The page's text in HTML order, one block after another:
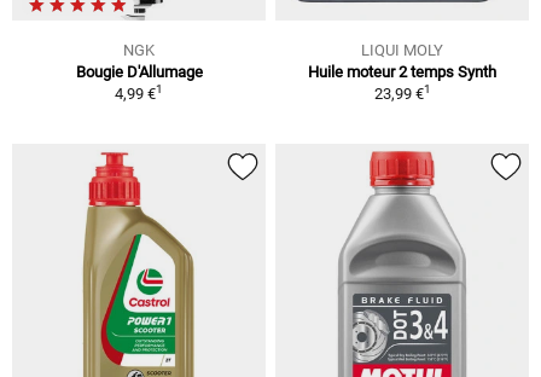
NGK
Bougie D'Allumage
4,99 €1
LIQUI MOLY
Huile moteur 2 temps Synth
23,99 €1